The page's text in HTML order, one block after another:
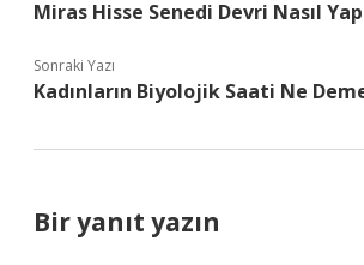
Miras Hisse Senedi Devri Nasıl
Sonraki Yazı
Kadınların Biyolojik Saati Ne
Bir yanıt yazın